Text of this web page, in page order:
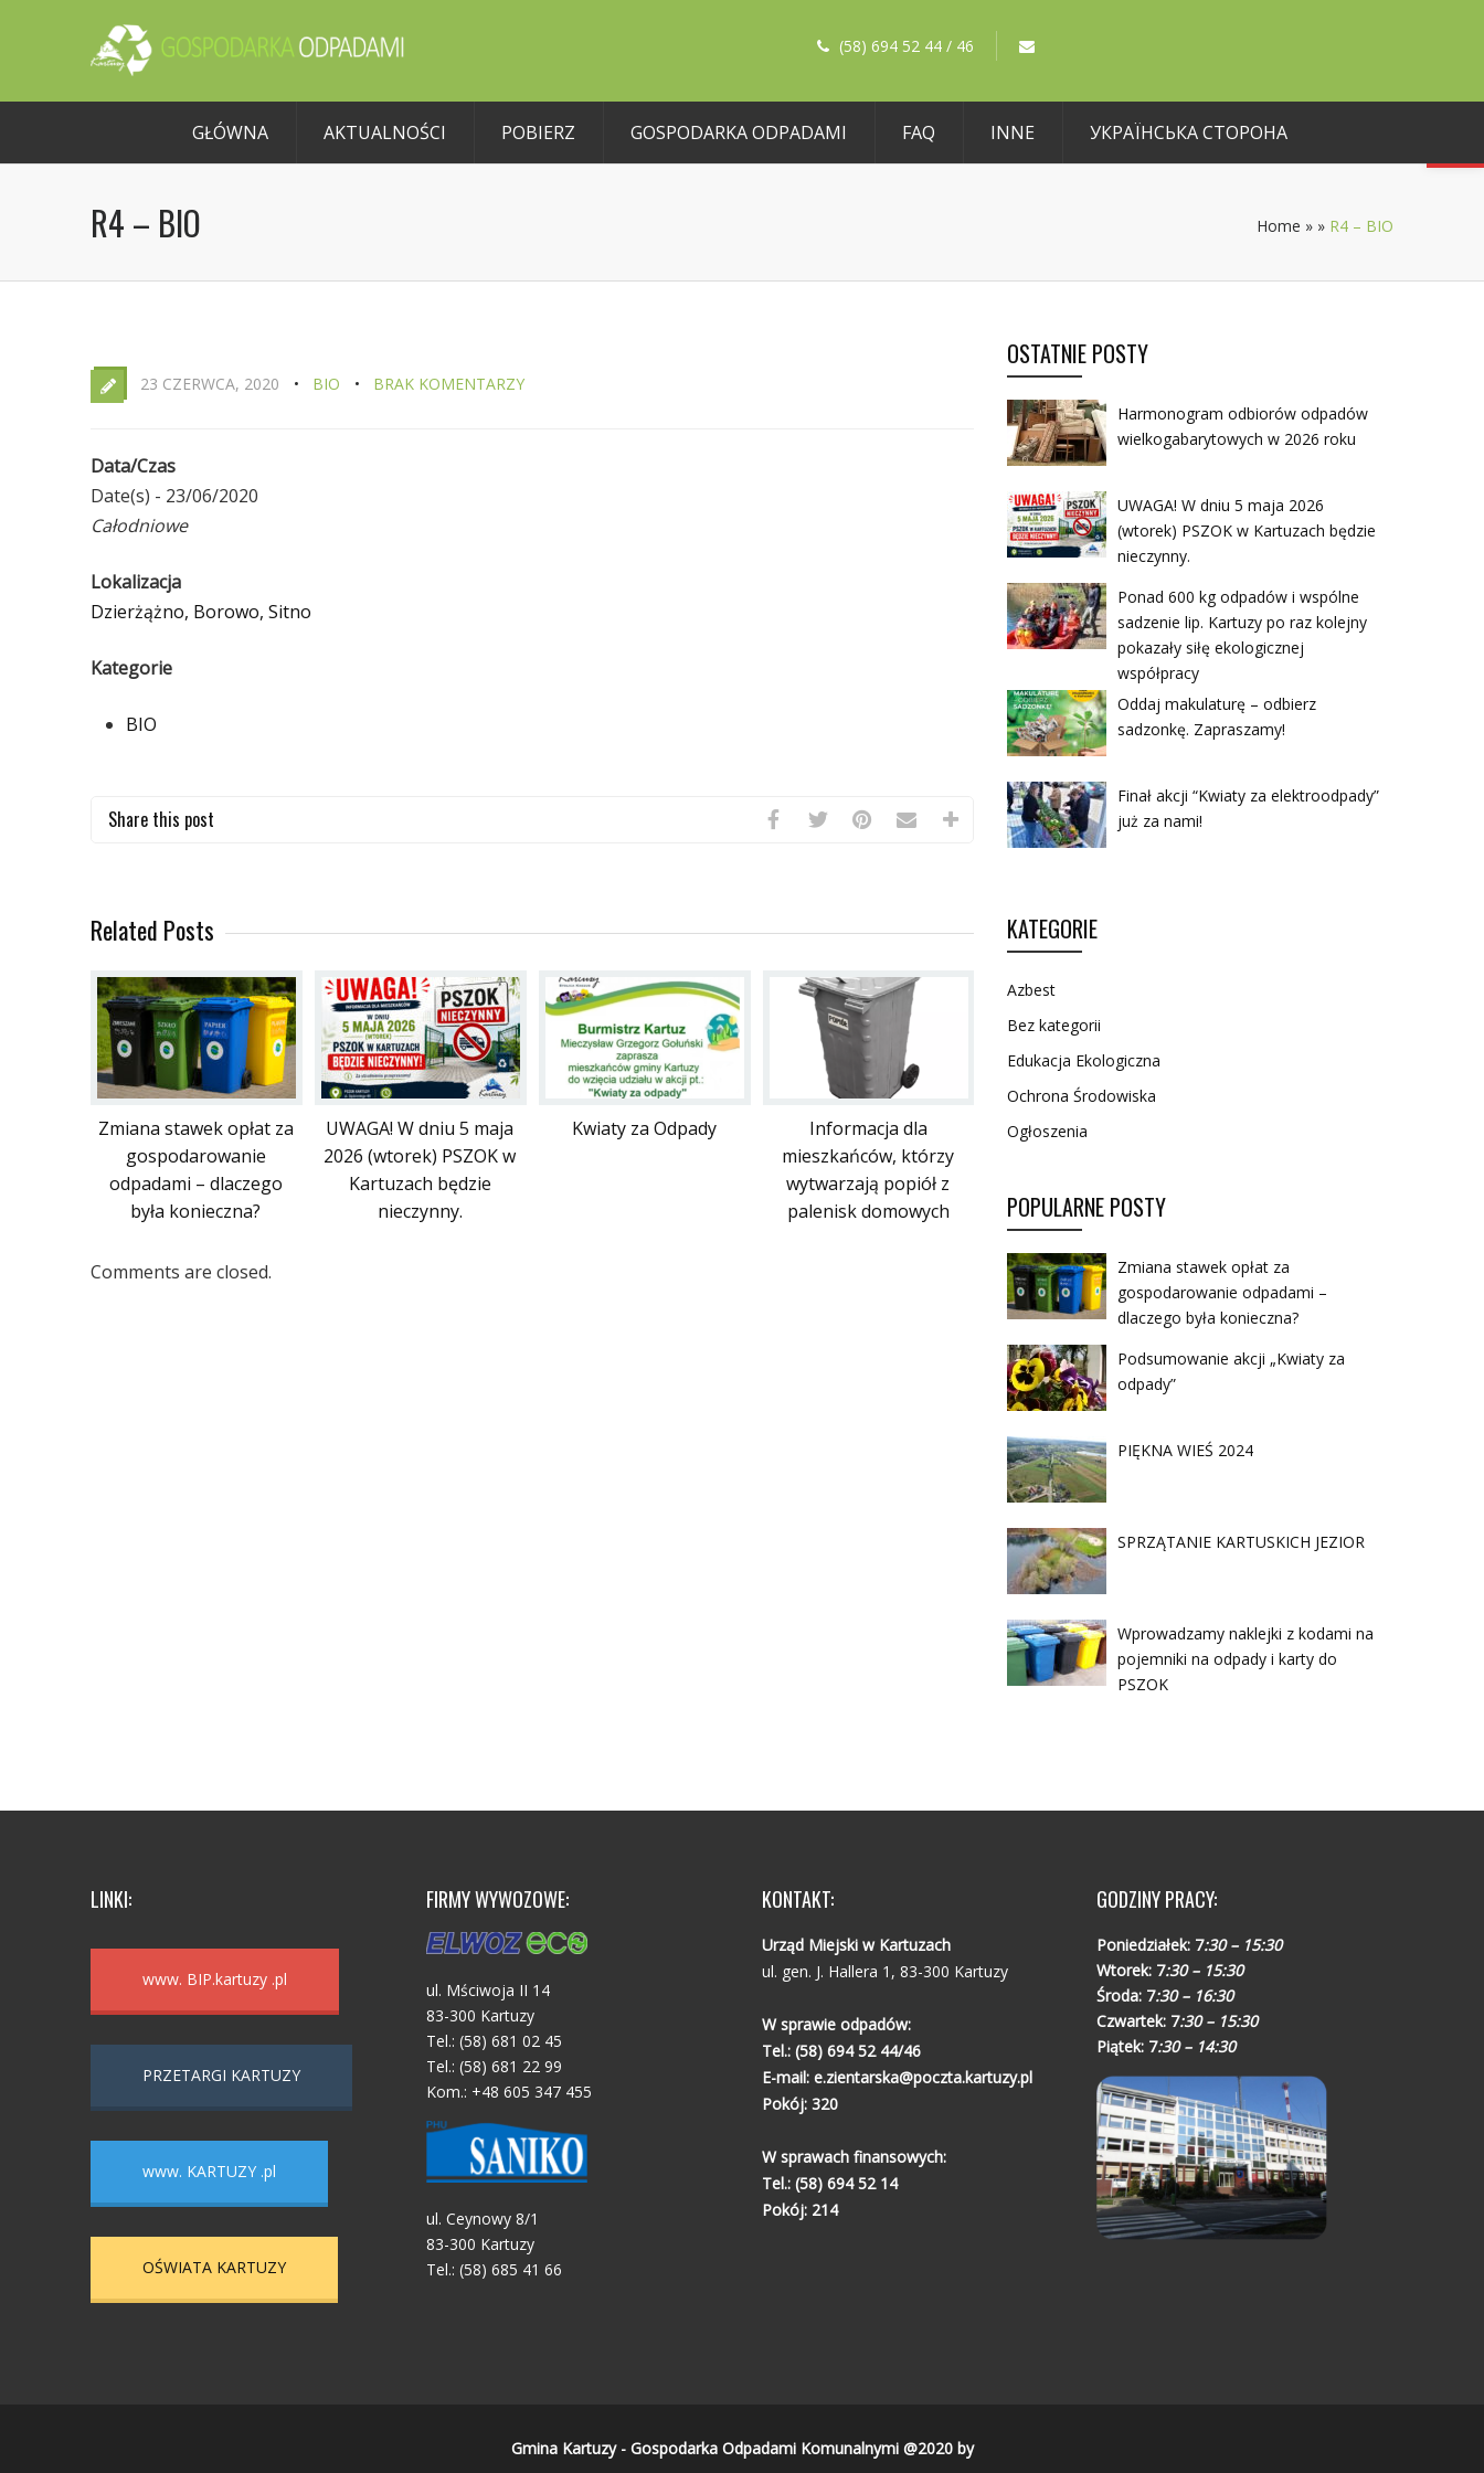
(58) 694 52 44 / 46
GŁÓWNA AKTUALNOŚCI POBIERZ GOSPODARKA ODPADAMI FAQ INNE УКРАЇНСЬКА СТОРОНА
R4 – BIO Home » » R4 – BIO
23 CZERWCA, 2020 BIO BRAK KOMENTARZY
Data/Czas
Date(s) - 23/06/2020
Całodniowe
Lokalizacja
Dzierżążno, Borowo, Sitno
Kategorie
BIO
Share this post
Related Posts
Zmiana stawek opłat za
gospodarowanie
odpadami – dlaczego
była konieczna?
UWAGA! W dniu 5 maja
2026 (wtorek) PSZOK w
Kartuzach będzie
nieczynny.
Kwiaty za Odpady
Informacja dla
mieszkańców, którzy
wytwarzają popiół z
palenisk domowych
Comments are closed.
OSTATNIE POSTY
Harmonogram odbiorów odpadów
wielkogabarytowych w 2026 roku
UWAGA! W dniu 5 maja 2026
(wtorek) PSZOK w Kartuzach będzie
nieczynny.
Ponad 600 kg odpadów i wspólne
sadzenie lip. Kartuzy po raz kolejny
pokazały siłę ekologicznej
współpracy
Oddaj makulaturę – odbierz
sadzonkę. Zapraszamy!
Finał akcji “Kwiaty za elektroodpady”
już za nami!
KATEGORIE
Azbest
Bez kategorii
Edukacja Ekologiczna
Ochrona Środowiska
Ogłoszenia
POPULARNE POSTY
Zmiana stawek opłat za
gospodarowanie odpadami –
dlaczego była konieczna?
Podsumowanie akcji „Kwiaty za
odpady”
PIĘKNA WIEŚ 2024
SPRZĄTANIE KARTUSKICH JEZIOR
Wprowadzamy naklejki z kodami na
pojemniki na odpady i karty do
PSZOK
LINKI:
www. BIP.kartuzy .pl
PRZETARGI KARTUZY
www. KARTUZY .pl
OŚWIATA KARTUZY
FIRMY WYWOZOWE:
ul. Mściwoja II 14
83-300 Kartuzy
Tel.: (58) 681 02 45
Tel.: (58) 681 22 99
Kom.: +48 605 347 455
ul. Ceynowy 8/1
83-300 Kartuzy
Tel.: (58) 685 41 66
KONTAKT:
Urząd Miejski w Kartuzach
ul. gen. J. Hallera 1, 83-300 Kartuzy
W sprawie odpadów:
Tel.:(58) 694 52 44/46
E-mail:e.zientarska@poczta.kartuzy.pl
Pokój: 320
W sprawach finansowych:
Tel.: (58) 694 52 14
Pokój: 214
GODZINY PRACY:
Poniedziałek: 7:30 – 15:30
Wtorek: 7:30 – 15:30
Środa: 7:30 – 16:30
Czwartek: 7:30 – 15:30
Piątek: 7:30 – 14:30
Gmina Kartuzy - Gospodarka Odpadami Komunalnymi @2020 by